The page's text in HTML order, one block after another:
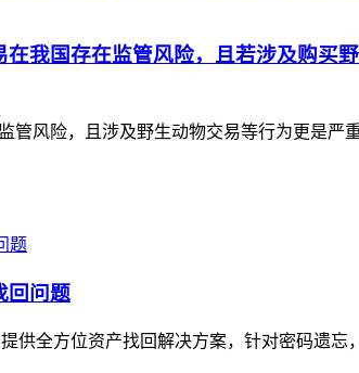
我国存在监管风险，且若涉及购买
风险，且涉及野生动物交易等行为更是严
回问题
供全方位资产找回解决方案，针对密码遗